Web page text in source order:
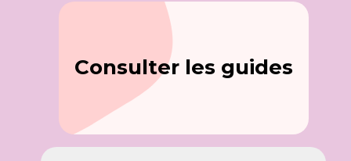
Consulter les guides